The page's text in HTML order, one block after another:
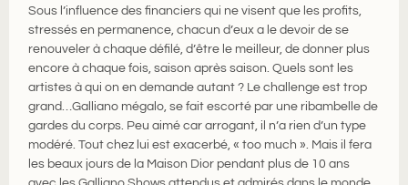
Sous l’influence des financiers qui ne visent que les profits,
stressés en permanence, chacun d’eux a le devoir de se
renouveler à chaque défilé, d’être le meilleur, de donner plus
encore à chaque fois, saison après saison. Quels sont les
artistes à qui on en demande autant ? Le challenge est trop
grand…Galliano mégalo, se fait escorté par une ribambelle de
gardes du corps. Peu aimé car arrogant, il n’a rien d’un type
modéré. Tout chez lui est exacerbé, « too much ». Mais il fera
les beaux jours de la Maison Dior pendant plus de 10 ans